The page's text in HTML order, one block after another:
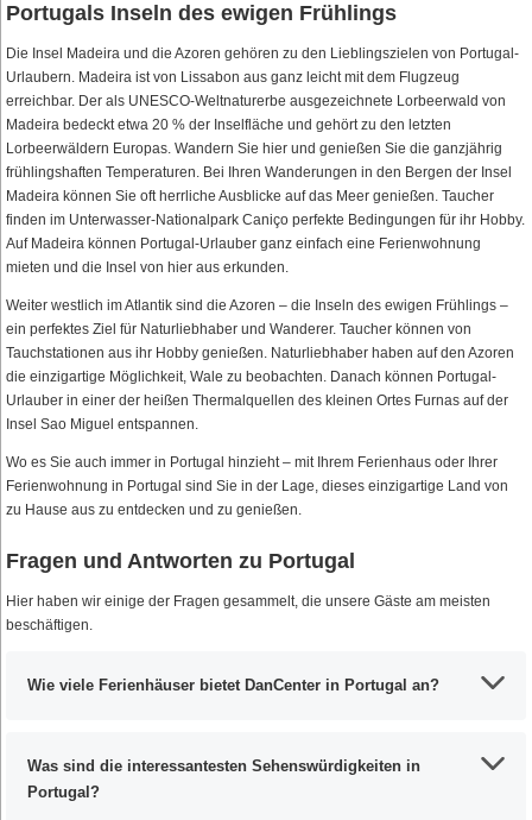
Portugals Inseln des ewigen Frühlings
Die Insel Madeira und die Azoren gehören zu den Lieblingszielen von Portugal-
Urlaubern. Madeira ist von Lissabon aus ganz leicht mit dem Flugzeug
erreichbar. Der als UNESCO-Weltnaturerbe ausgezeichnete Lorbeerwald von
Madeira bedeckt etwa 20 % der Inselfläche und gehört zu den letzten
Lorbeerwäldern Europas. Wandern Sie hier und genießen Sie die ganzjährig
frühlingshaften Temperaturen. Bei Ihren Wanderungen in den Bergen der Insel
Madeira können Sie oft herrliche Ausblicke auf das Meer genießen. Taucher
finden im Unterwasser-Nationalpark Caniço perfekte Bedingungen für ihr Hobby.
Auf Madeira können Portugal-Urlauber ganz einfach eine Ferienwohnung
mieten und die Insel von hier aus erkunden.
Weiter westlich im Atlantik sind die Azoren – die Inseln des ewigen Frühlings –
ein perfektes Ziel für Naturliebhaber und Wanderer. Taucher können von
Tauchstationen aus ihr Hobby genießen. Naturliebhaber haben auf den Azoren
die einzigartige Möglichkeit, Wale zu beobachten. Danach können Portugal-
Urlauber in einer der heißen Thermalquellen des kleinen Ortes Furnas auf der
Insel Sao Miguel entspannen.
Wo es Sie auch immer in Portugal hinzieht – mit Ihrem Ferienhaus oder Ihrer
Ferienwohnung in Portugal sind Sie in der Lage, dieses einzigartige Land von
zu Hause aus zu entdecken und zu genießen.
Fragen und Antworten zu Portugal
Hier haben wir einige der Fragen gesammelt, die unsere Gäste am meisten
beschäftigen.
Wie viele Ferienhäuser bietet DanCenter in Portugal an?
Was sind die interessantesten Sehenswürdigkeiten in
Portugal?